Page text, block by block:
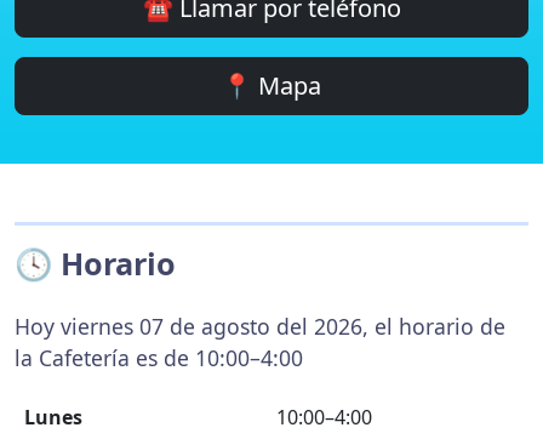
☎️ Llamar por teléfono
📍 Mapa
🕓 Horario
Hoy viernes 07 de agosto del 2026, el horario de
la Cafetería es de 10:00–4:00
Lunes
10:00–4:00